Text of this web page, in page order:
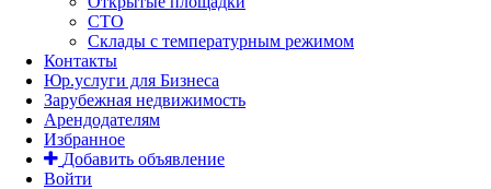
СТО
Склады с температурным режимом
Контакты
Юр.услуги для Бизнеса
Зарубежная недвижимость
Арендодателям
Избранное
Добавить объявление
Войти